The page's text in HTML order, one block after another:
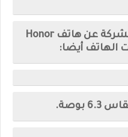
في الوقت نفسه أعلنت الشركة عن هاتف Honor